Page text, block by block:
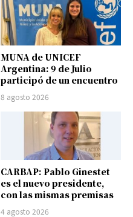
MUNA de UNICEF
Argentina: 9 de Julio
participó de un encuentro
8 agosto 2026
CARBAP: Pablo Ginestet
es el nuevo presidente,
con las mismas premisas
4 agosto 2026